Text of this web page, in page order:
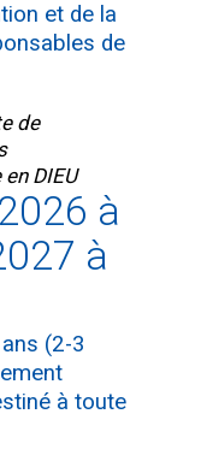
et de la
de
de
DIEU
à
à
(2-3
à toute